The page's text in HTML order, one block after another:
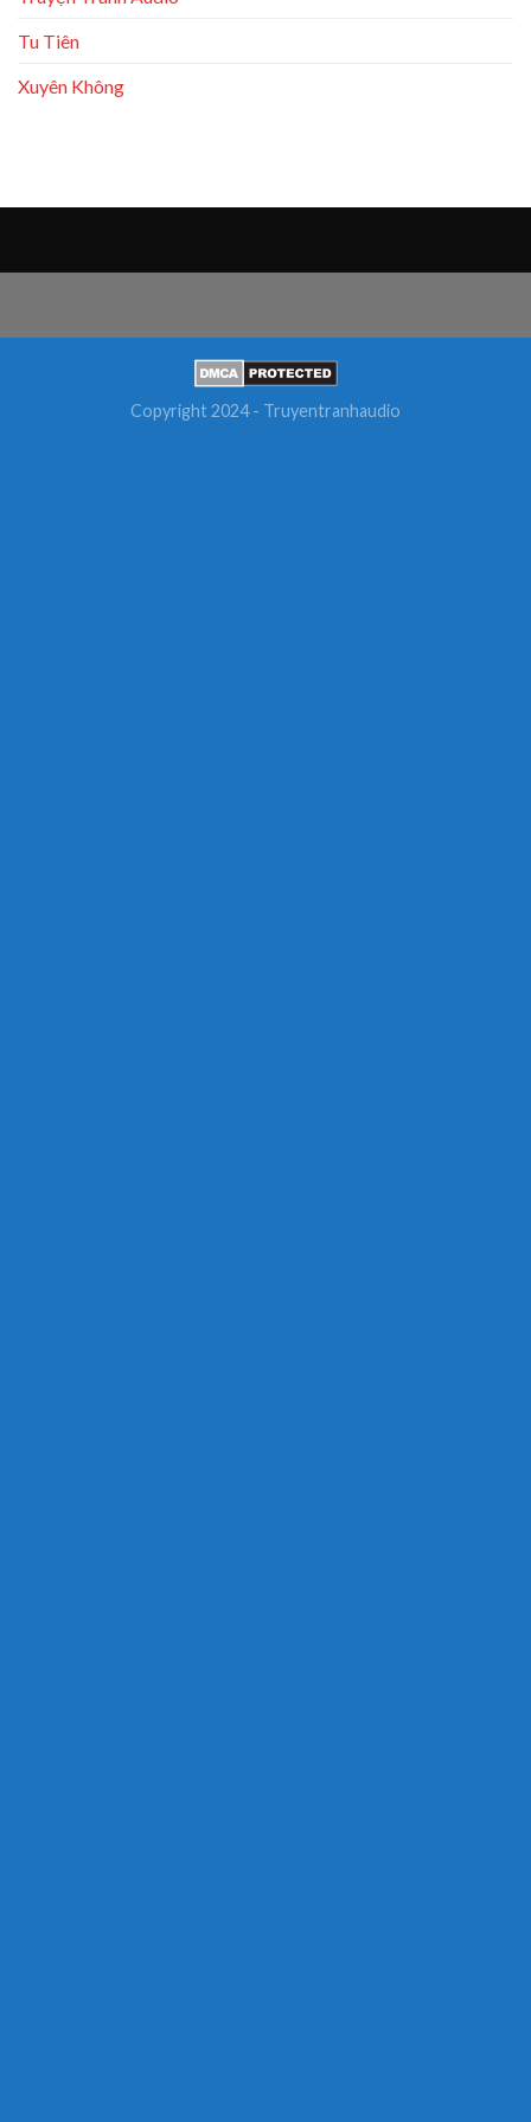
Tu Tiên
Xuyên Không
Copyright 2024 - Truyentranhaudio